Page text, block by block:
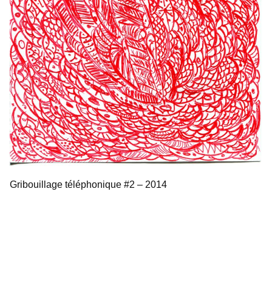
Gribouillage téléphonique #2 – 2014